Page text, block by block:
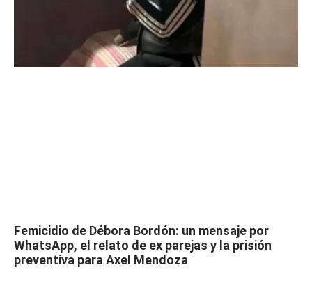
Femicidio de Débora Bordón: un mensaje por
WhatsApp, el relato de ex parejas y la prisión
preventiva para Axel Mendoza